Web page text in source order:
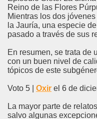
Reino de las Flores
Mientras los dos
la Jauría, una especie
pasado a través de sus
En resumen, se trata de
con un buen nivel de
tópicos de este
Voto 5 | Oxir el 6 de
La mayor parte de
salvo algunas